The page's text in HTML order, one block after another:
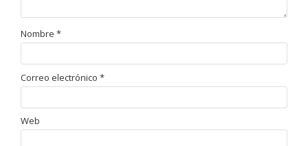
Nombre *
Correo electrónico *
Web